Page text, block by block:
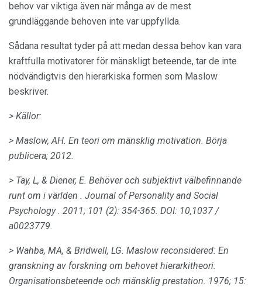
behov var viktiga även när många av de mest
grundläggande behoven inte var uppfyllda.
Sådana resultat tyder på att medan dessa behov kan vara
kraftfulla motivatorer för mänskligt beteende, tar de inte
nödvändigtvis den hierarkiska formen som Maslow
beskriver.
> Källor:
> Maslow, AH. En teori om mänsklig motivation. Börja
publicera; 2012.
> Tay, L, & Diener, E. Behöver och subjektivt välbefinnande
runt om i världen . Journal of Personality and Social
Psychology. 2011; 101 (2): 354-365. DOI: 10,1037 /
a0023779.
> Wahba, MA, & Bridwell, LG. Maslow reconsidered: En
granskning av forskning om behovet hierarkitheori.
Organisationsbeteende och mänsklig prestation. 1976; 15: